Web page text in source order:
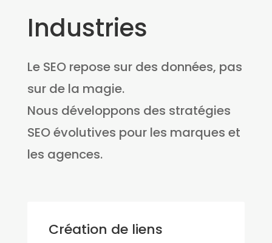
Industries
Le SEO repose sur des données, pas
sur de la magie.
Nous développons des stratégies
SEO évolutives pour les marques et
les agences.
Création de liens